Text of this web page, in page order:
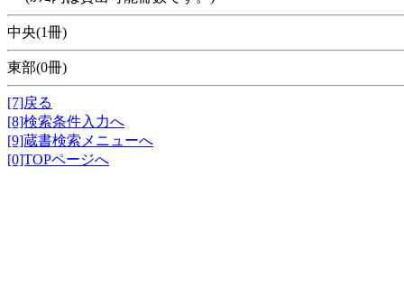
中央(1冊)
東部(0冊)
[7]戻る
[8]検索条件入力へ
[9]蔵書検索メニューへ
[0]TOPページへ